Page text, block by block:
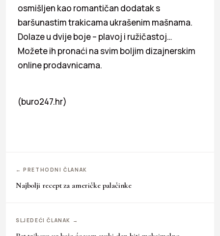
osmišljen kao romantičan dodatak s
baršunastim trakicama ukrašenim mašnama.
Dolaze u dvije boje – plavoj i ružičastoj…
Možete ih pronaći na svim boljim dizajnerskim
online prodavnicama.
(buro247.hr)
← PRETHODNI ČLANAK
Najbolji recept za američke palačinke
SLJEDEĆI ČLANAK →